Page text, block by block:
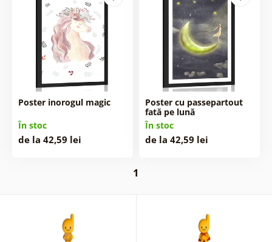
Poster inorogul magic
În stoc
de la 42,59 lei
Poster cu passepartout
fată pe lună
În stoc
de la 42,59 lei
1